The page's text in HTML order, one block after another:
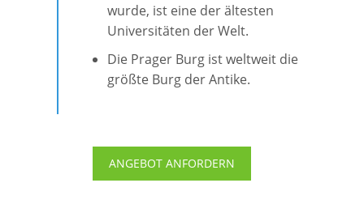
wurde, ist eine der ältesten
Universitäten der Welt.
Die Prager Burg ist weltweit die
größte Burg der Antike.
ANGEBOT ANFORDERN